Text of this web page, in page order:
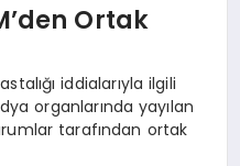
Ortak
iddialarıyla ilgili
organlarında yayılan
tarafından ortak